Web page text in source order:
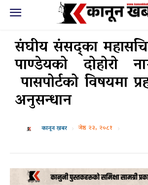
संघीय संसद्का
पाण्डेयको दोहोरो
पासपोर्टको विषयमा
अनुसन्धान
कानून खबर जेष्ठ २३, २०८१